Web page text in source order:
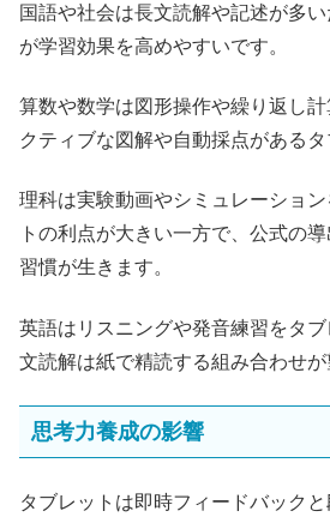
国語や社会は長文読解や記述が多
が学習効果を高めやすいです。
算数や数学は図形操作や繰り返し
クティブな図解や自動採点があるタ
理科は実験動画やシミュレーショ
トの利点が大きい一方で、公式の
習慣が生きます。
英語はリスニングや発音練習をタ
文読解は紙で精読する組み合わせが
思考力養成の影響
タブレットは即時フィードバック